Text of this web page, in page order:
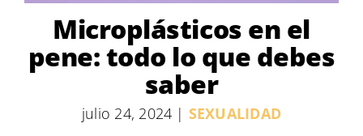
Microplásticos en el
pene: todo lo que debes
saber
julio 24, 2024 | SEXUALIDAD